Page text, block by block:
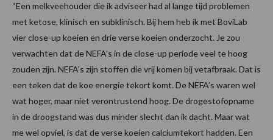
“Een melkveehouder die ik adviseer had al lange tijd problemen
met ketose, klinisch en subklinisch. Bij hem heb ik met BoviLab
vier close-up koeien en drie verse koeien onderzocht. Je zou
verwachten dat de NEFA’s in de close-up periode veel te hoog
zouden zijn. NEFA’s zijn stoffen die vrij komen bij vetafbraak. Dat is
een teken dat de koe energie tekort komt. De NEFA’s waren wel
wat hoger, maar niet verontrustend hoog. De drogestofopname
in de droogstand was dus minder slecht dan ik dacht. Maar wat
me wel opviel, is dat de verse koeien calciumtekort hadden. Een